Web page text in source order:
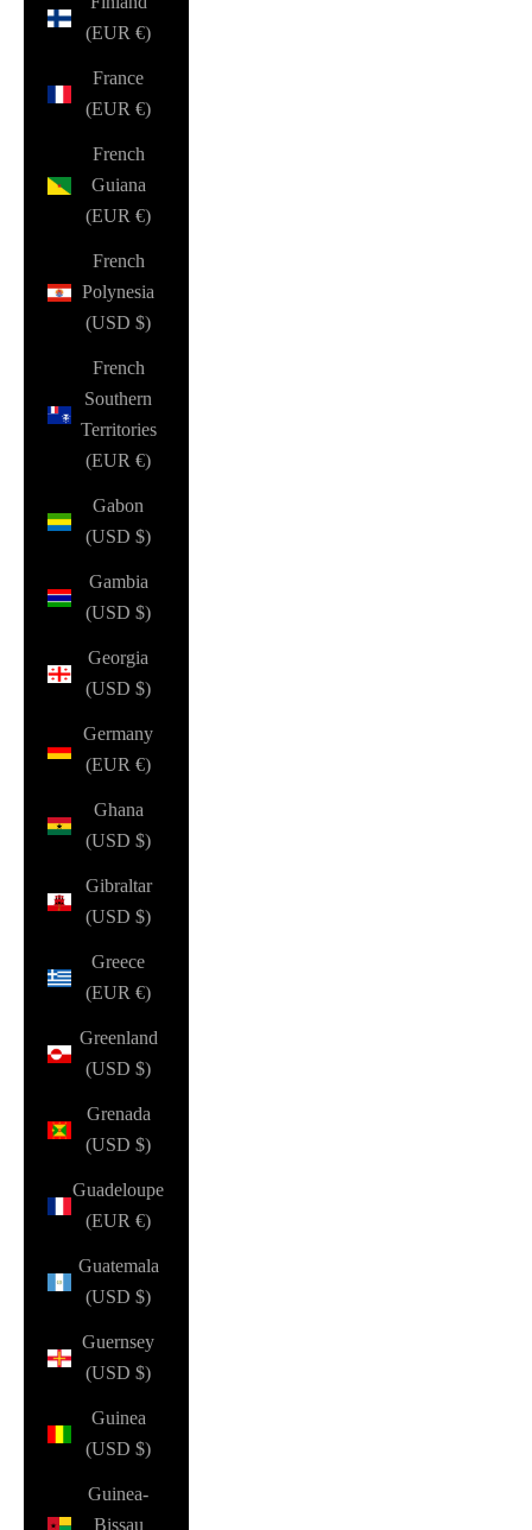
(EUR €)
France
(EUR €)
French
Guiana
(EUR €)
French
Polynesia
(USD $)
French
Southern
Territories
(EUR €)
Gabon
(USD $)
Gambia
(USD $)
Georgia
(USD $)
Germany
(EUR €)
Ghana
(USD $)
Gibraltar
(USD $)
Greece
(EUR €)
Greenland
(USD $)
Grenada
(USD $)
Guadeloupe
(EUR €)
Guatemala
(USD $)
Guernsey
(USD $)
Guinea
(USD $)
Guinea-
Bissau